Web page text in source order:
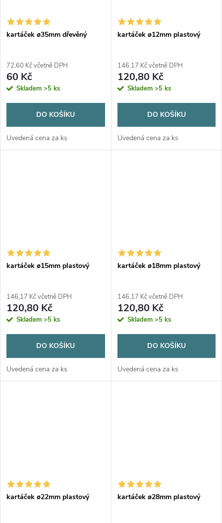
kartáček ø35mm dřevěný
72,60 Kč včetně DPH
60 Kč
Skladem >5 ks
DO KOŠÍKU
Uvedená cena za ks
kartáček ø12mm plastový
146,17 Kč včetně DPH
120,80 Kč
Skladem >5 ks
DO KOŠÍKU
Uvedená cena za ks
kartáček ø15mm plastový
146,17 Kč včetně DPH
120,80 Kč
Skladem >5 ks
DO KOŠÍKU
Uvedená cena za ks
kartáček ø18mm plastový
146,17 Kč včetně DPH
120,80 Kč
Skladem >5 ks
DO KOŠÍKU
Uvedená cena za ks
kartáček ø22mm plastový kartáček ø28mm plastový